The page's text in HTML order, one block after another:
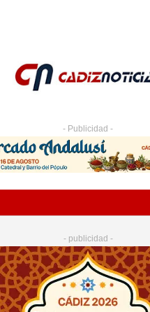
- Publicidad -
- publicidad -